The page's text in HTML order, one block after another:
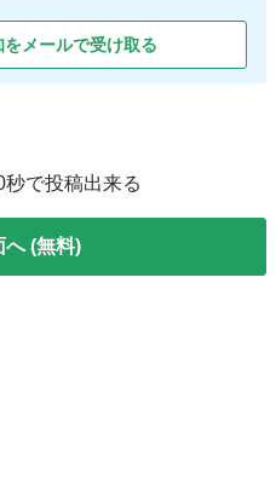
メールで受け取る
で投稿出来る
へ (無料)